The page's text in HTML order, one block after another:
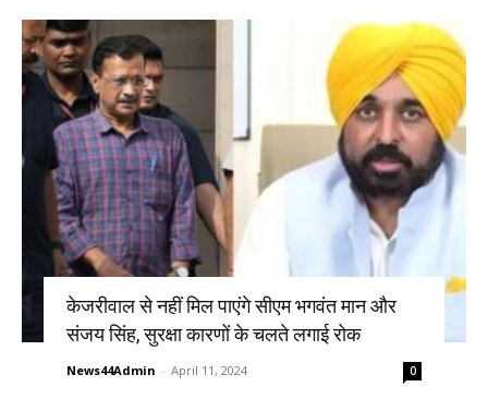
केजरीवाल से नहीं मिल पाएंगे सीएम भगवंत मान और
संजय सिंह, सुरक्षा कारणों के चलते लगाई रोक
News44Admin - April 11, 2024 0